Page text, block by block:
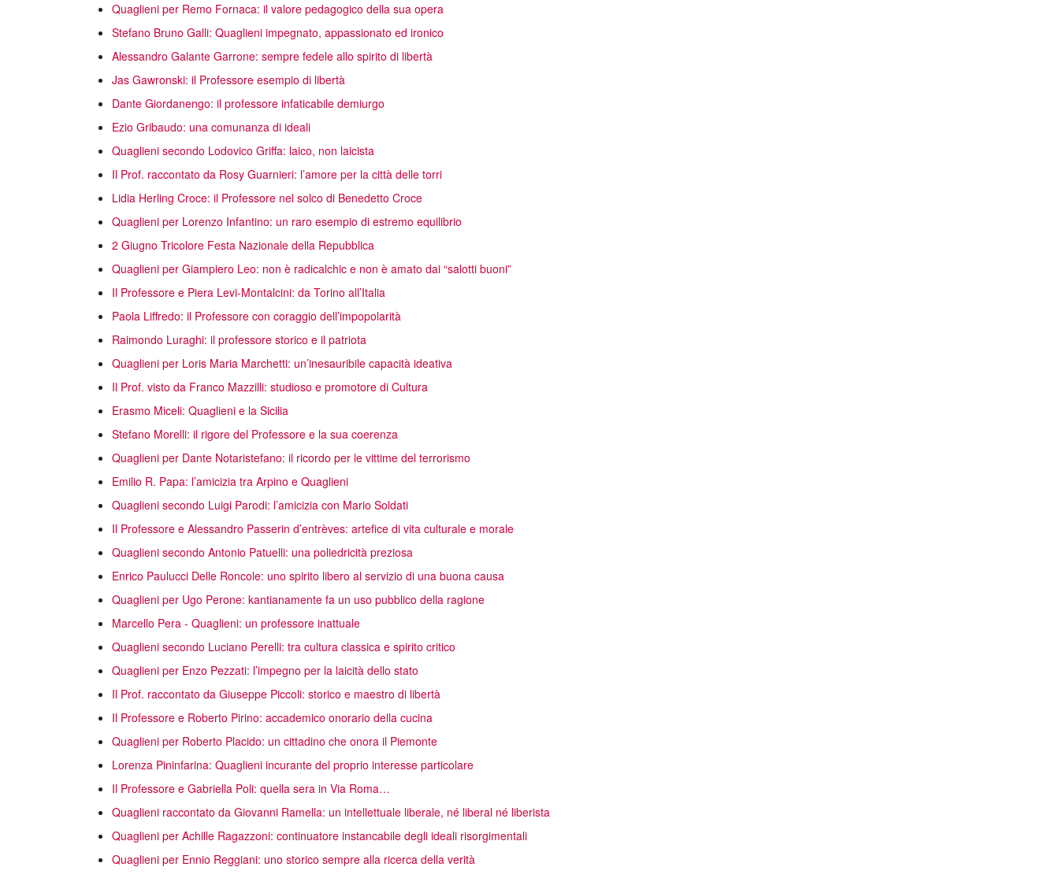
Quaglieni per Remo Fornaca: il valore pedagogico della sua opera
Stefano Bruno Galli: Quaglieni impegnato, appassionato ed ironico
Alessandro Galante Garrone: sempre fedele allo spirito di libertà
Jas Gawronski: il Professore esempio di libertà
Dante Giordanengo: il professore infaticabile demiurgo
Ezio Gribaudo: una comunanza di ideali
Quaglieni secondo Lodovico Griffa: laico, non laicista
Il Prof. raccontato da Rosy Guarnieri: l’amore per la città delle torri
Lidia Herling Croce: il Professore nel solco di Benedetto Croce
Quaglieni per Lorenzo Infantino: un raro esempio di estremo equilibrio
2 Giugno Tricolore Festa Nazionale della Repubblica
Quaglieni per Giampiero Leo: non è radicalchic e non è amato dai “salotti buoni”
Il Professore e Piera Levi-Montalcini: da Torino all’Italia
Paola Liffredo: il Professore con coraggio dell’impopolarità
Raimondo Luraghi: il professore storico e il patriota
Quaglieni per Loris Maria Marchetti: un’inesauribile capacità ideativa
Il Prof. visto da Franco Mazzilli: studioso e promotore di Cultura
Erasmo Miceli: Quaglieni e la Sicilia
Stefano Morelli: il rigore del Professore e la sua coerenza
Quaglieni per Dante Notaristefano: il ricordo per le vittime del terrorismo
Emilio R. Papa: l’amicizia tra Arpino e Quaglieni
Quaglieni secondo Luigi Parodi: l’amicizia con Mario Soldati
Il Professore e Alessandro Passerin d’entrèves: artefice di vita culturale e morale
Quaglieni secondo Antonio Patuelli: una poliedricità preziosa
Enrico Paulucci Delle Roncole: uno spirito libero al servizio di una buona causa
Quaglieni per Ugo Perone: kantianamente fa un uso pubblico della ragione
Marcello Pera - Quaglieni: un professore inattuale
Quaglieni secondo Luciano Perelli: tra cultura classica e spirito critico
Quaglieni per Enzo Pezzati: l’impegno per la laicità dello stato
Il Prof. raccontato da Giuseppe Piccoli: storico e maestro di libertà
Il Professore e Roberto Pirino: accademico onorario della cucina
Quaglieni per Roberto Placido: un cittadino che onora il Piemonte
Lorenza Pininfarina: Quaglieni incurante del proprio interesse particolare
Il Professore e Gabriella Poli: quella sera in Via Roma…
Quaglieni raccontato da Giovanni Ramella: un intellettuale liberale, né liberal né liberista
Quaglieni per Achille Ragazzoni: continuatore instancabile degli ideali risorgimentali
Quaglieni per Ennio Reggiani: uno storico sempre alla ricerca della verità